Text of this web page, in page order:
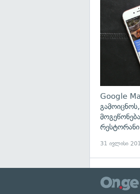
Google
რესტორანი
31 ივლისი